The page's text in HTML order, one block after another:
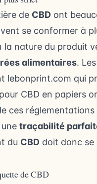
de CBD ont
se conformer à
la nature du produit
alimentaires.
lebonprint.com qui
CBD en papiers
ces
traçabilité
du CBD doit donc se
de CBD